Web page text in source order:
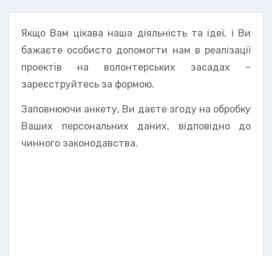
Якщо Вам цікава наша діяльність та ідеї, і Ви
бажаєте особисто допомогти нам в реалізації
проектів на волонтерських засадах –
зареєструйтесь за формою.
Заповнюючи анкету, Ви даєте згоду на обробку
Ваших персональних даних, відповідно до
чинного законодавства.